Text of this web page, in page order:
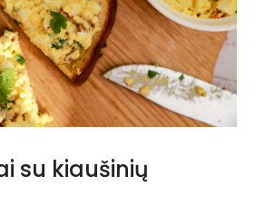
su kiaušinių